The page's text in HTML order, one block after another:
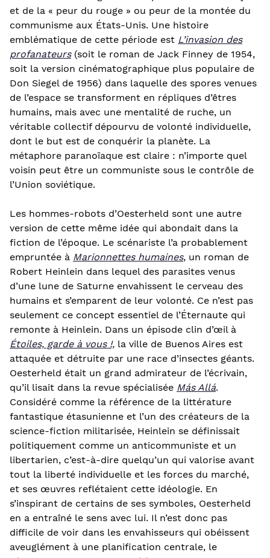
et de la « peur du rouge » ou peur de la montée du
communisme aux États-Unis. Une histoire
emblématique de cette période est L’invasion des
profanateurs(soit le roman de Jack Finney de 1954,
soit la version cinématographique plus populaire de
Don Siegel de 1956) dans laquelle des spores venues
de l’espace se transforment en répliques d’êtres
humains, mais avec une mentalité de ruche, un
véritable collectif dépourvu de volonté individuelle,
dont le but est de conquérir la planète. La
métaphore paranoïaque est claire : n’importe quel
voisin peut être un communiste sous le contrôle de
l’Union soviétique.
Les hommes-robots d’Oesterheld sont une autre
version de cette même idée qui abondait dans la
fiction de l’époque. Le scénariste l’a probablement
empruntée à Marionnettes humaines, un roman de
Robert Heinlein dans lequel des parasites venus
d’une lune de Saturne envahissent le cerveau des
humains et s’emparent de leur volonté. Ce n’est pas
seulement ce concept essentiel de l’Éternaute qui
remonte à Heinlein. Dans un épisode clin d’œil à
Étoiles, garde à vous !, la ville de Buenos Aires est
attaquée et détruite par une race d’insectes géants.
Oesterheld était un grand admirateur de l’écrivain,
qu’il lisait dans la revue spécialisée Más Allá.
Considéré comme la référence de la littérature
fantastique étasunienne et l’un des créateurs de la
science-fiction militarisée, Heinlein se définissait
politiquement comme un anticommuniste et un
libertarien, c’est-à-dire quelqu’un qui valorise avant
tout la liberté individuelle et les forces du marché,
et ses œuvres reflétaient cette idéologie. En
s’inspirant de certains de ses symboles, Oesterheld
en a entraîné le sens avec lui. Il n’est donc pas
difficile de voir dans les envahisseurs qui obéissent
aveuglément à une planification centrale, le